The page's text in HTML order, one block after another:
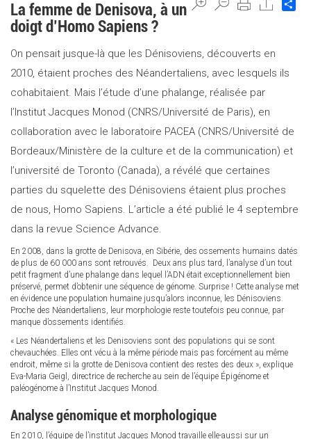
La femme de Denisova, à un
doigt d’Homo Sapiens ?
On pensait jusque-là que les Dénisoviens, découverts en
2010, étaient proches des Néandertaliens, avec lesquels ils
cohabitaient. Mais l’étude d’une phalange, réalisée par
l’Institut Jacques Monod (CNRS/Université de Paris), en
collaboration avec le laboratoire PACEA (CNRS/Université de
Bordeaux/Ministère de la culture et de la communication) et
l’université de Toronto (Canada), a révélé que certaines
parties du squelette des Dénisoviens étaient plus proches
de nous, Homo Sapiens. L’article a été publié le 4 septembre
dans la revue Science Advance.
En 2008, dans la grotte de Denisova, en Sibérie, des ossements humains datés
de plus de 60 000 ans sont retrouvés. Deux ans plus tard, l’analyse d’un tout
petit fragment d’une phalange dans lequel l’ADN était exceptionnellement bien
préservé, permet d’obtenir une séquence de génome. Surprise ! Cette analyse met
en évidence une population humaine jusqu’alors inconnue, les Dénisoviens.
Proche des Néandertaliens, leur morphologie reste toutefois peu connue, par
manque d’ossements identifiés.
« Les Néandertaliens et les Denisoviens sont des populations qui se sont
chevauchées. Elles ont vécu à la même période mais pas forcément au même
endroit, même si la grotte de Denisova contient des restes des deux », explique
Eva-Maria Geigl, directrice de recherche au sein de l’équipe Épigénome et
paléogénome à l’Institut Jacques Monod.
Analyse génomique et morphologique
En 2010, l’équipe de l’institut Jacques Monod travaille elle-aussi sur un